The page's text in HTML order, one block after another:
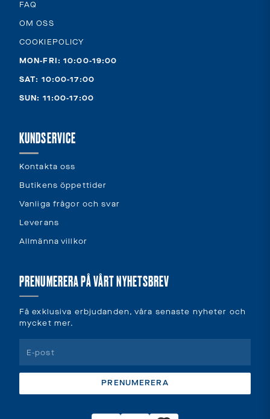
FAQ
OM OSS
COOKIEPOLICY
MON-FRI: 10:00-19:00
SAT: 10:00-17:00
SUN: 11:00-17:00
KUNDSERVICE
Kontakta oss
Butikens öppettider
Vanliga frågor och svar
Leverans
Allmänna villkor
PRENUMERERA PÅ VÅRT NYHETSBREV
Få exklusiva erbjudanden, våra senaste nyheter och
mycket mer.
PRENUMERERA